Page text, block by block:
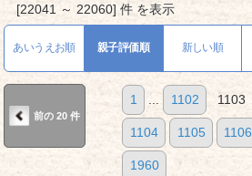
[22041 ～ 22060] 件 を表示
あいうえお順 親子評価順 新しい順
前の 20 件
1 ... 1102 1103
1104 1105 1106
1960